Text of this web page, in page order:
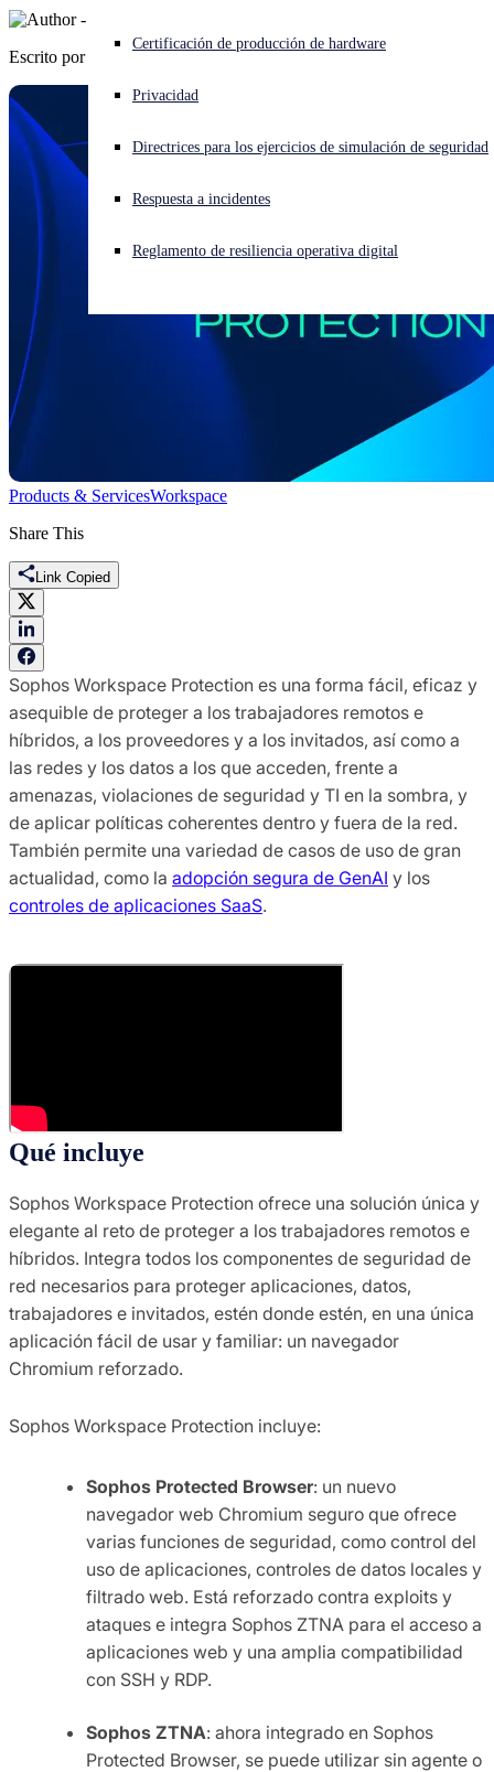
¿Está sufriendo un ciberataque? Obtenga ayuda ahora mismo
Iniciar sesión
Open search
Español Open language switcher
Certificación de producción de hardware
Privacidad
Directrices para los ejercicios de simulación de seguridad
Respuesta a incidentes
Reglamento de resiliencia operativa digital
Escrito por Sophos Iberia
Products & ServicesWorkspace
Share This
Link Copied
Sophos Workspace Protection es una forma fácil, eficaz y
asequible de proteger a los trabajadores remotos e
híbridos, a los proveedores y a los invitados, así como a
las redes y los datos a los que acceden, frente a
amenazas, violaciones de seguridad y TI en la sombra, y
de aplicar políticas coherentes dentro y fuera de la red.
También permite una variedad de casos de uso de gran
actualidad, como la adopción segura de GenAI y los
controles de aplicaciones SaaS.
Qué incluye
Sophos Workspace Protection ofrece una solución única y
elegante al reto de proteger a los trabajadores remotos e
híbridos. Integra todos los componentes de seguridad de
red necesarios para proteger aplicaciones, datos,
trabajadores e invitados, estén donde estén, en una única
aplicación fácil de usar y familiar: un navegador
Chromium reforzado.
Sophos Workspace Protection incluye:
Sophos Protected Browser: un nuevo
navegador web Chromium seguro que ofrece
varias funciones de seguridad, como control del
uso de aplicaciones, controles de datos locales y
filtrado web. Está reforzado contra exploits y
ataques e integra Sophos ZTNA para el acceso a
aplicaciones web y una amplia compatibilidad
con SSH y RDP.
Sophos ZTNA: ahora integrado en Sophos
Protected Browser, se puede utilizar sin agente o